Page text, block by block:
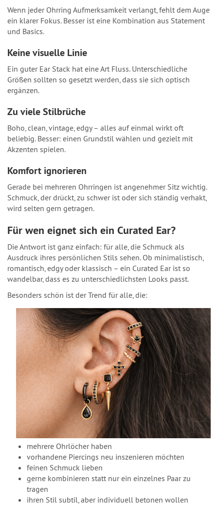
Wenn jeder Ohrring Aufmerksamkeit verlangt, fehlt dem Auge
ein klarer Fokus. Besser ist eine Kombination aus Statement
und Basics.
Keine visuelle Linie
Ein guter Ear Stack hat eine Art Fluss. Unterschiedliche
Größen sollten so gesetzt werden, dass sie sich optisch
ergänzen.
Zu viele Stilbrüche
Boho, clean, vintage, edgy – alles auf einmal wirkt oft
beliebig. Besser: einen Grundstil wählen und gezielt mit
Akzenten spielen.
Komfort ignorieren
Gerade bei mehreren Ohrringen ist angenehmer Sitz wichtig.
Schmuck, der drückt, zu schwer ist oder sich ständig verhakt,
wird selten gern getragen.
Für wen eignet sich ein Curated Ear?
Die Antwort ist ganz einfach: für alle, die Schmuck als
Ausdruck ihres persönlichen Stils sehen. Ob minimalistisch,
romantisch, edgy oder klassisch – ein Curated Ear ist so
wandelbar, dass es zu unterschiedlichsten Looks passt.
Besonders schön ist der Trend für alle, die:
mehrere Ohrlöcher haben
vorhandene Piercings neu inszenieren möchten
feinen Schmuck lieben
gerne kombinieren statt nur ein einzelnes Paar zu
tragen
ihren Stil subtil, aber individuell betonen wollen